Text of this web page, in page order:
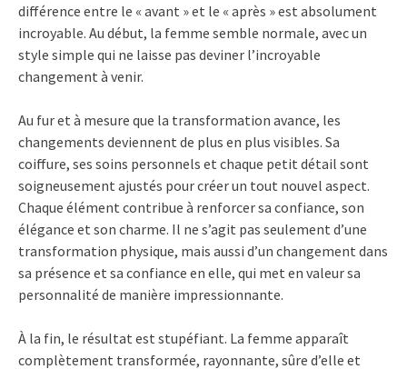
différence entre le « avant » et le « après » est absolument
incroyable. Au début, la femme semble normale, avec un
style simple qui ne laisse pas deviner l’incroyable
changement à venir.
Au fur et à mesure que la transformation avance, les
changements deviennent de plus en plus visibles. Sa
coiffure, ses soins personnels et chaque petit détail sont
soigneusement ajustés pour créer un tout nouvel aspect.
Chaque élément contribue à renforcer sa confiance, son
élégance et son charme. Il ne s’agit pas seulement d’une
transformation physique, mais aussi d’un changement dans
sa présence et sa confiance en elle, qui met en valeur sa
personnalité de manière impressionnante.
À la fin, le résultat est stupéfiant. La femme apparaît
complètement transformée, rayonnante, sûre d’elle et